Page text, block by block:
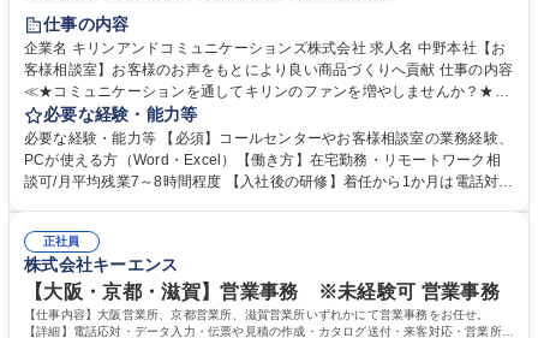
仕事の内容
企業名 キリンアンドコミュニケーションズ株式会社 求人名 中野本社【お
客様相談室】お客様のお声をもとにより良い商品づくりへ貢献 仕事の内容
≪★コミュニケーションを通してキリンのファンを増やしませんか？★≫
お客様のお声をより良い商品づくりに活かしていく上で、窓口となるお客
様相談室でのお仕事です。 日々お客様からいただくキリングループへのご
意見を、企業活動に活かしています。お客様からの声に迅速かつ誠意をも
って対応、情報提供するとともにグループ内活動に反映しています。 【具
平均100件前後■メール・手紙：同上40件前後 募集職種 中野本社【お客様
相談室】お客様のお声をもとにより良い商品づくりへ貢献
必要な経験・能力等
必要な経験・能力等 【必須】コールセンターやお客様相談室の業務経験、
PCが使える方（Word・Excel）【働き方】在宅勤務・リモートワーク相
談可/月平均残業7～8時間程度 【入社後の研修】着任から1か月は電話対応
すのでご安心ください。 【当社について】キリングループの広報機能を担
う会社として、お客様との出会いを大切にし、磨き上げたホスピタリティ
を込めてコミュニケーションをとりながら広報関連業務を行っておりま
す。 学歴・資格 学歴：大学院 大学 高専 短大 専修学校 高校 語学力： 資
格：
正社員
株式会社キーエンス
【大阪・京都・滋賀】営業事務 ※未経験可 営業事務
【仕事内容】大阪営業所、京都営業所、滋賀営業所いずれかにて営業事務をお任せ。
【詳細】電話応対・データ入力・伝票や見積の作成・カタログ送付・来客対応・営業所内